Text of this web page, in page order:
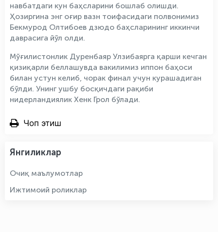
навбатдаги кун баҳсларини бошлаб олишди.
Ҳозиргина энг оғир вазн тоифасидаги полвонимиз
Бекмурод Олтибоев дзюдо баҳсларининг иккинчи
даврасига йўл олди.
Мўғилистонлик Дуренбаяр Улзибаярга қарши кечган
қизиқарли беллашувда вакилимиз иппон баҳоси
билан устун келиб, чорак финал учун курашадиган
бўлди. Унинг ушбу босқичдаги рақиби
нидерландиялик Хенк Грол бўлади.
Чоп этиш
Янгиликлар
Очиқ маълумотлар
Ижтимоий роликлар